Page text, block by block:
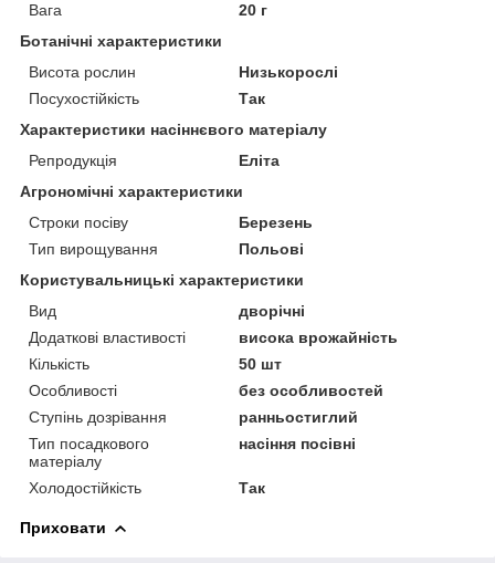
Вага
20 г
Ботанічні характеристики
Висота рослин
Низькорослі
Посухостійкість
Так
Характеристики насіннєвого матеріалу
Репродукція
Еліта
Агрономічні характеристики
Строки посіву
Березень
Тип вирощування
Польові
Користувальницькі характеристики
Вид
дворічні
Додаткові властивості
висока врожайність
Кількість
50 шт
Особливості
без особливостей
Ступінь дозрівання
ранньостиглий
Тип посадкового
матеріалу
насіння посівні
Холодостійкість Так
Приховати